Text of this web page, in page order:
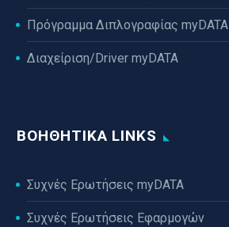
Πρόγραμμα Διπλογραφίας myDATA
Διαχείριση/Driver myDATA
ΒΟΗΘΗΤΙΚΆ LINKS
Συχνές Ερωτήσεις myDATA
Συχνές Ερωτήσεις Εφαρμογών